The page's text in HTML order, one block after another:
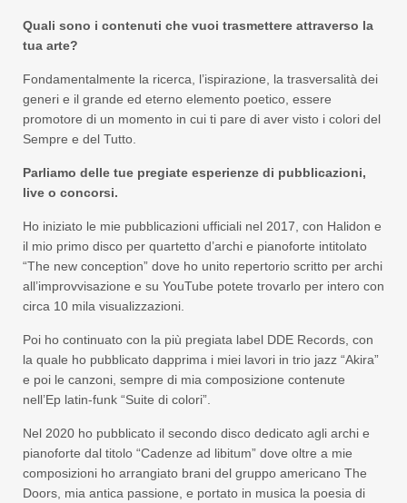
Quali sono i contenuti che vuoi trasmettere attraverso la
tua arte?
Fondamentalmente la ricerca, l’ispirazione, la trasversalità dei
generi e il grande ed eterno elemento poetico, essere
promotore di un momento in cui ti pare di aver visto i colori del
Sempre e del Tutto.
Parliamo delle tue pregiate esperienze di pubblicazioni,
live o concorsi.
Ho iniziato le mie pubblicazioni ufficiali nel 2017, con Halidon e
il mio primo disco per quartetto d’archi e pianoforte intitolato
“The new conception” dove ho unito repertorio scritto per archi
all’improvvisazione e su YouTube potete trovarlo per intero con
circa 10 mila visualizzazioni.
Poi ho continuato con la più pregiata label DDE Records, con
la quale ho pubblicato dapprima i miei lavori in trio jazz “Akira”
e poi le canzoni, sempre di mia composizione contenute
nell’Ep latin-funk “Suite di colori”.
Nel 2020 ho pubblicato il secondo disco dedicato agli archi e
pianoforte dal titolo “Cadenze ad libitum” dove oltre a mie
composizioni ho arrangiato brani del gruppo americano The
Doors, mia antica passione, e portato in musica la poesia di